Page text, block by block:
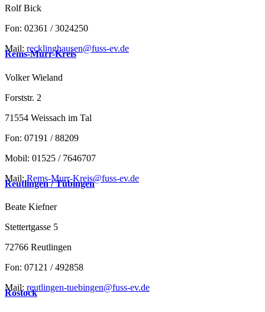
Rolf Bick
Fon: 02361 / 3024250
Mail: recklinghausen@fuss-ev.de
Rems-Murr-Kreis
Volker Wieland
Forststr. 2
71554 Weissach im Tal
Fon: 07191 / 88209
Mobil: 01525 / 7646707
Mail:Rems-Murr-Kreis@fuss-ev.de
Reutlingen / Tübingen
Beate Kiefner
Stettertgasse 5
72766 Reutlingen
Fon: 07121 / 492858
Mail: reutlingen-tuebingen@fuss-ev.de
Rostock